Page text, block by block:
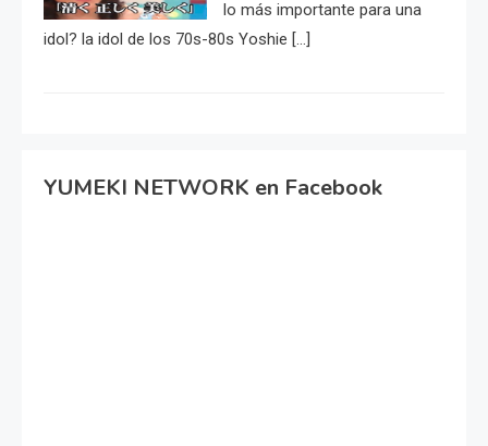
lo más importante para una
idol? la idol de los 70s-80s Yoshie […]
YUMEKI NETWORK en Facebook